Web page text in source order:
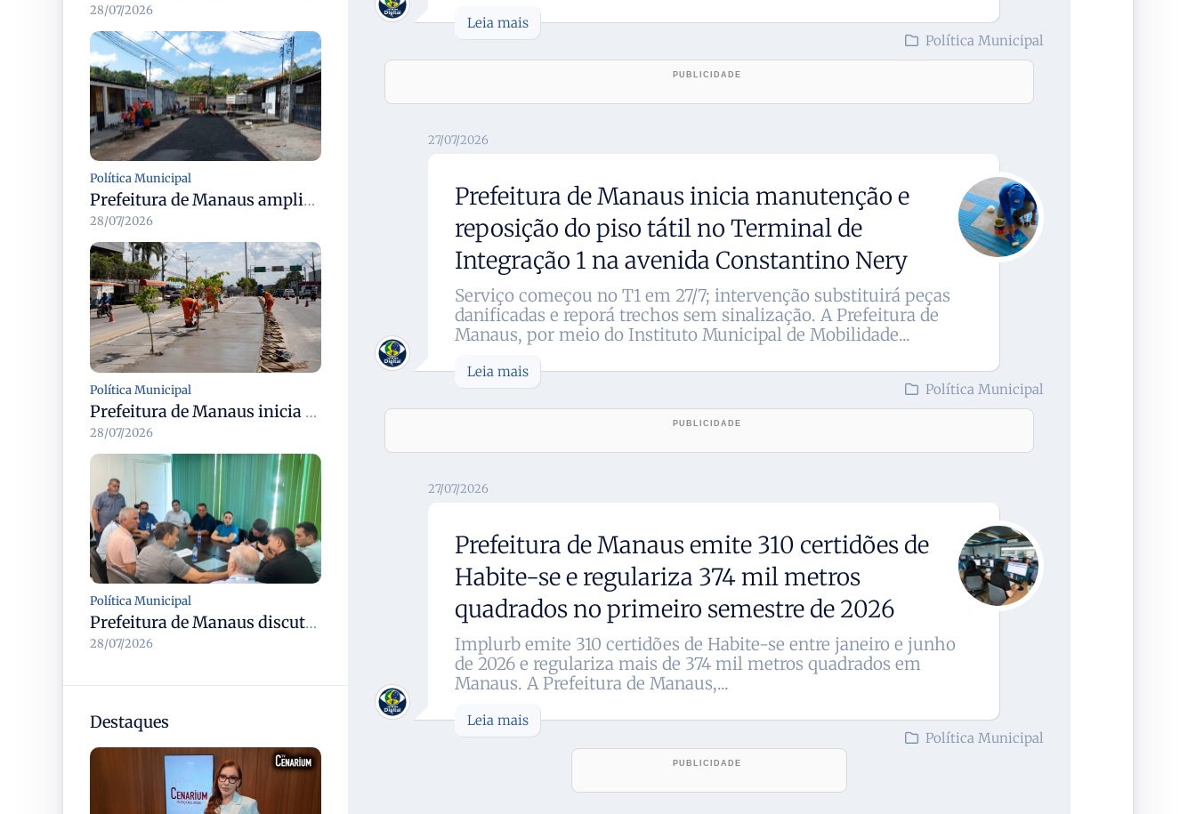
28/07/2026
Política Municipal
Prefeitura de Manaus amplia recuperação asfáltica na rua Araci para melhorar mobilidade e segurança
28/07/2026
Política Municipal
Prefeitura de Manaus inicia revitalização dos canteiros centrais em dez corredores viários da cidade
28/07/2026
Política Municipal
Prefeitura de Manaus discute modernização do transporte complementar e renovação da frota com cooperativas
28/07/2026
Destaques
Leia mais
Política Municipal
27/07/2026
Prefeitura de Manaus inicia manutenção e
reposição do piso tátil no Terminal de
Integração 1 na avenida Constantino Nery
Serviço começou no T1 em 27/7; intervenção substituirá peças
danificadas e reporá trechos sem sinalização. A Prefeitura de
Manaus, por meio do Instituto Municipal de Mobilidade...
Leia mais
Política Municipal
27/07/2026
Prefeitura de Manaus emite 310 certidões de
Habite-se e regulariza 374 mil metros
quadrados no primeiro semestre de 2026
Implurb emite 310 certidões de Habite-se entre janeiro e junho
de 2026 e regulariza mais de 374 mil metros quadrados em
Manaus. A Prefeitura de Manaus,...
Leia mais
Política Municipal